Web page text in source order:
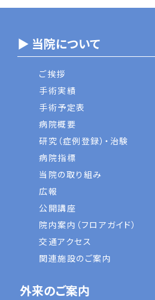
▶ 当院について
ご挨拶
手術実績
手術予定表
病院概要
研究（症例登録）・治験
病院指標
当院の取り組み
広報
公開講座
院内案内（フロアガイド）
交通アクセス
関連施設のご案内
外来のご案内